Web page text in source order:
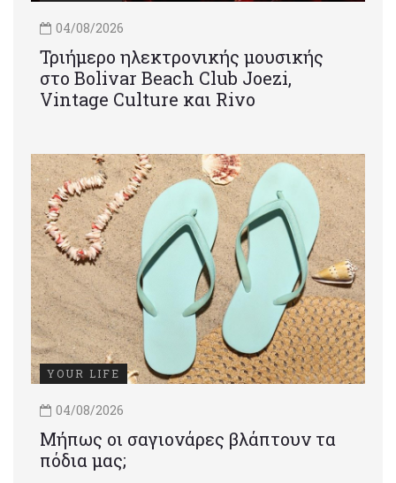
04/08/2026
Τριήμερο ηλεκτρονικής μουσικής
στο Bolivar Beach Club Joezi,
Vintage Culture και Rivo
YOUR LIFE
04/08/2026
Μήπως οι σαγιονάρες βλάπτουν τα
πόδια μας;